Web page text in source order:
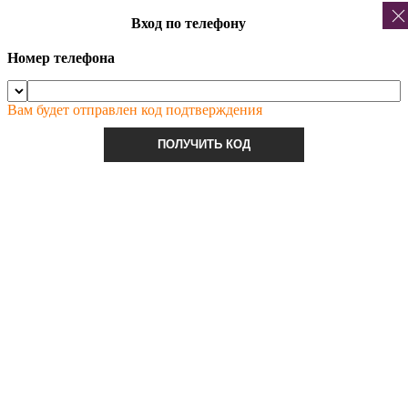
Вход по телефону
Номер телефона
Вам будет отправлен код подтверждения
ПОЛУЧИТЬ КОД